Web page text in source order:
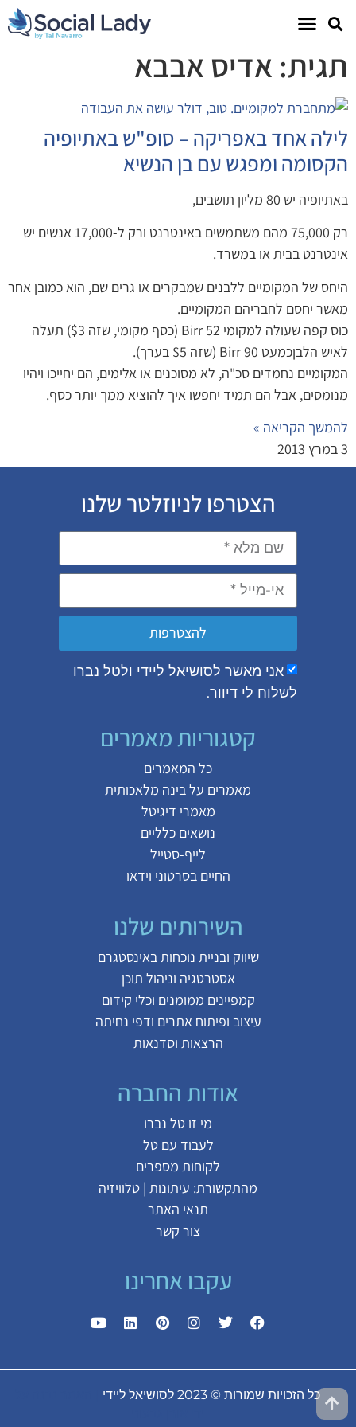
תגית: אדיס אבבא
לילה אחד באפריקה – סופ"ש באתיופיה
הקסומה ומפגש עם בן הנשיא
באתיופיה יש 80 מליון תושבים,
רק 75,000 מהם משתמשים באינטרנט ורק ל-17,000 אנשים יש
אינטרנט בבית או במשרד.
היחס של המקומיים ללבנים שמבקרים או גרים שם, הוא כמובן אחר
מאשר יחסם לחבריהם המקומיים.
כוס קפה שעולה למקומי 52 Birr (כסף מקומי, שזה $3) תעלה
לאיש הלבןכמעט 90 Birr (שזה $5 בערך).
המקומיים נחמדים סכ"ה, לא מסוכנים או אלימים, הם יחייכו ויהיו
מנומסים, אבל הם תמיד יחפשו איך להוציא ממך יותר כסף.
להמשך הקריאה »
3 במרץ 2013
הצטרפו לניוזלטר שלנו
אני מאשר לסושיאל ליידי ולטל נברו
לשלוח לי דיוור.
להצטרפות
קטגוריות מאמרים
כל המאמרים
מאמרים עלבינה מלאכותית
מאמרי דיגיטל
נושאים כלליים
לייף-סטייל
החיים בסרטוני וידאו
השירותים שלנו
שיווק ובניית נוכחות באינסטגרם
אסטרטגיה וניהול תוכן
קמפיינים ממומנים וכלי קידום
עיצוב ופיתוח אתרים ודפי נחיתה
הרצאות וסדנאות
אודות החברה
מי זו טל נברו
לעבוד עם טל
לקוחות מספרים
מהתקשורת: עיתונות | טלוויזיה
תנאי האתר
צור קשר
עקבו אחרינו
כל הזכויות שמורות © 2023 לסושיאל ליידי